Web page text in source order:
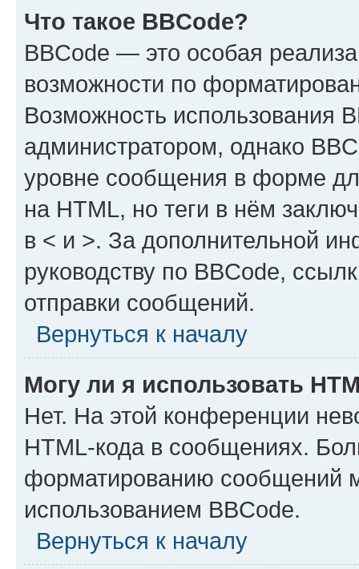
Что такое BBCode?
BBCode — это особая
возможности по
Возможность использования
администратором, однако
уровне сообщения в форме
на HTML, но теги в нём
в < и >. За дополнительной
руководству по BBCode,
отправки сообщений.
Вернуться к началу
Могу ли я использовать
Нет. На этой конференции
HTML-кода в сообщениях.
форматированию сообщений
использованием BBCode.
Вернуться к началу